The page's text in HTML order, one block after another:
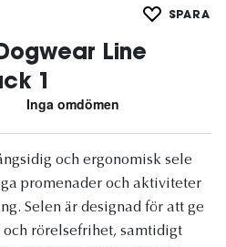
SPARA
Line
1
och ergonomisk sele
promenader och aktiviteter
Selen är designad för att ge
rörelsefrihet, samtidigt